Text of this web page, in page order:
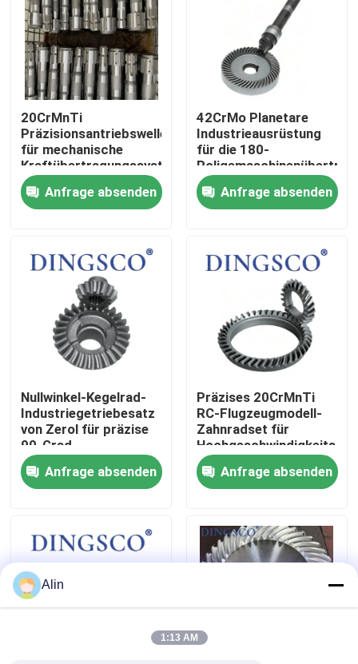
Zu Hause
Produkte
Über uns
Werksbesichtigung
Qualitätskontrolle
Neuigkeiten
Fälle
20CrMnTi
Präzisionsantriebswelle
für mechanische
Kraftübertragungssysteme
Anfrage absenden
42CrMo Planetare
Industrieausrüstung
für die 180-
Anfrage absenden
Nullwinkel-Kegelrad-
Industriegetriebesatz
von Zerol für präzise
90-Grad-
Kraftübertragung
Anfrage absenden
Präzises 20CrMnTi
RC-Flugzeugmodell-
Zahnradset für
Hochgeschwindigkeits-
Fernbedienung
Anfrage absenden
Alin
1:13 AM